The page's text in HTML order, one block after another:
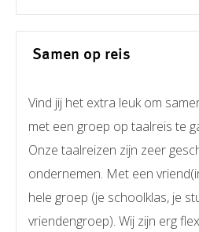
Samen op reis
Vind jij het extra leuk om
met een groep op taalreis te
Onze taalreizen zijn zeer
ondernemen. Met een
hele groep (je schoolklas, je
vriendengroep). Wij zijn erg